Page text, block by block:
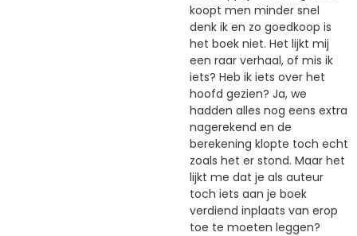
koopt men minder snel
denk ik en zo goedkoop is
het boek niet. Het lijkt mij
een raar verhaal, of mis ik
iets? Heb ik iets over het
hoofd gezien? Ja, we
hadden alles nog eens extra
nagerekend en de
berekening klopte toch echt
zoals het er stond. Maar het
lijkt me dat je als auteur
toch iets aan je boek
verdiend inplaats van erop
toe te moeten leggen?